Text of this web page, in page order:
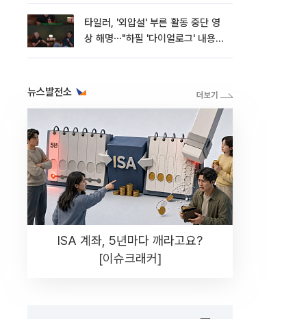
타일러, '외압설' 부른 활동 중단 영
상 해명⋯"하필 '다이얼로그' 내용이
뉴스발전소
ISA 계좌, 5년마다 깨라고요?
[이슈크래커]